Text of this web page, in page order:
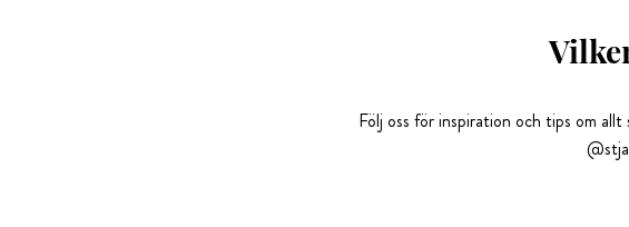
Följ oss för inspiration och tips om